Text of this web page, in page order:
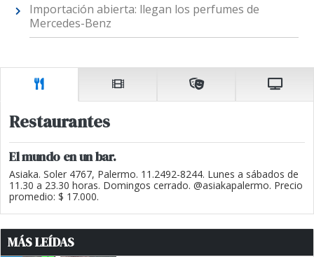
Importación abierta: llegan los perfumes de
Mercedes-Benz
Restaurantes
El mundo en un bar.
Asiaka. Soler 4767, Palermo. 11.2492-8244. Lunes a sábados de
11.30 a 23.30 horas. Domingos cerrado. @asiakapalermo. Precio
promedio: $ 17.000.
MÁS LEÍDAS